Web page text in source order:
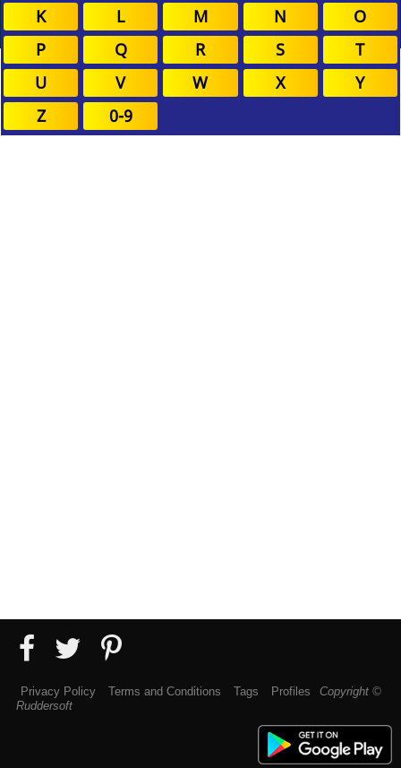
K
L M N
O
P
Q R S
T
U
V W X
Y
Z
0-9
Privacy Policy Terms and Conditions Tags Profiles
Copyright ©
Ruddersoft